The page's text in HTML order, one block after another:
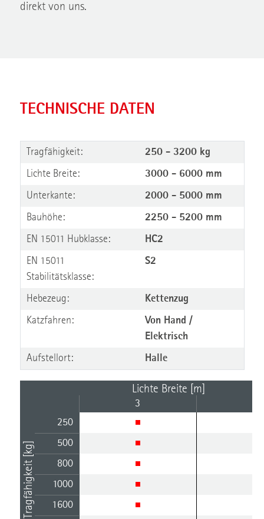
direkt von uns.
TECHNISCHE DATEN
Tragfähigkeit: 250 - 3200 kg
Lichte Breite: 3000 - 6000 mm
Unterkante: 2000 - 5000 mm
Bauhöhe: 2250 - 5200 mm
EN 15011 Hubklasse: HC2
EN 15011
Stabilitätsklasse:
S2
Hebezeug: Kettenzug
Katzfahren:
Von Hand /
Elektrisch
Aufstellort: Halle
Lichte Breite [m]
Tragfähigkeit [kg]
3
250
500
800
1000
1600